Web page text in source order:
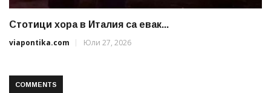
Стотици хора в Италия са евак...
viapontika.com
Юли 27, 2026
COMMENTS